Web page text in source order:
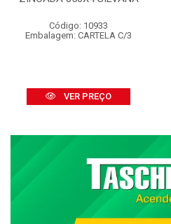
Código: 10933
Embalagem: CARTELA C/3
VER PREÇO